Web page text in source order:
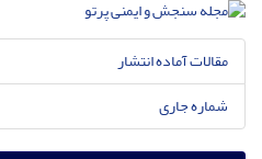
مقالات آماده انتشار
شماره جاری